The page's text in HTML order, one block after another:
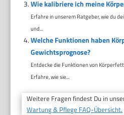
Wie kalibriere ich meine
Erfahre in unserem Ratgeber, wie du
und...
Welche Funktionen haben
Gewichtsprognose?
Entdecke die Funktionen von
Erfahre, wie sie...
Weitere Fragen findest Du in
Wartung & Pflege FAQ-Übersicht.